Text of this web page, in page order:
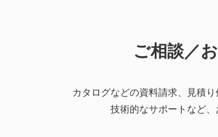
ご相談／
カタログなどの資料請求、見積
技術的なサポートなど、